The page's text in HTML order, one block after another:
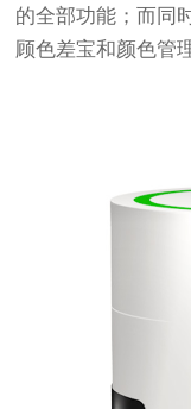
的全部功能；而同
顾色差宝和颜色管